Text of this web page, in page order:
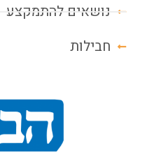
נושאים להתמקצע
חבילות